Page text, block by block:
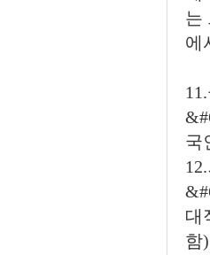
는
에
국
대
함